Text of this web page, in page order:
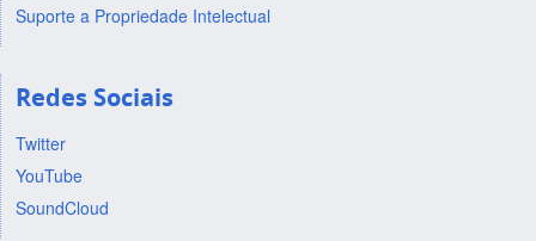
Suporte a Propriedade Intelectual
Redes Sociais
Twitter
YouTube
SoundCloud